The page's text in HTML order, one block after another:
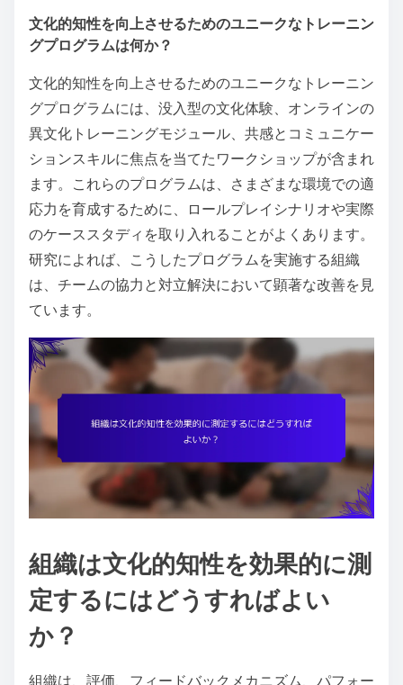
文化的知性を向上させるためのユニークなトレーニン
グプログラムは何か？
文化的知性を向上させるためのユニークなトレーニン
グプログラムには、没入型の文化体験、オンラインの
異文化トレーニングモジュール、共感とコミュニケー
ションスキルに焦点を当てたワークショップが含まれ
ます。これらのプログラムは、さまざまな環境での適
応力を育成するために、ロールプレイシナリオや実際
のケーススタディを取り入れることがよくあります。
研究によれば、こうしたプログラムを実施する組織
は、チームの協力と対立解決において顕著な改善を見
ています。
組織は文化的知性を効果的に測
定するにはどうすればよい
か？
組織は、評価、フィードバックメカニズム、パフォー